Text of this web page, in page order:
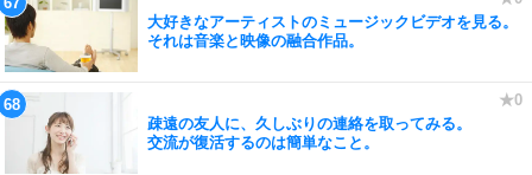
大好きなアーティストのミュージックビデオを見る。
それは音楽と映像の融合作品。
疎遠の友人に、久しぶりの連絡を取ってみる。
交流が復活するのは簡単なこと。